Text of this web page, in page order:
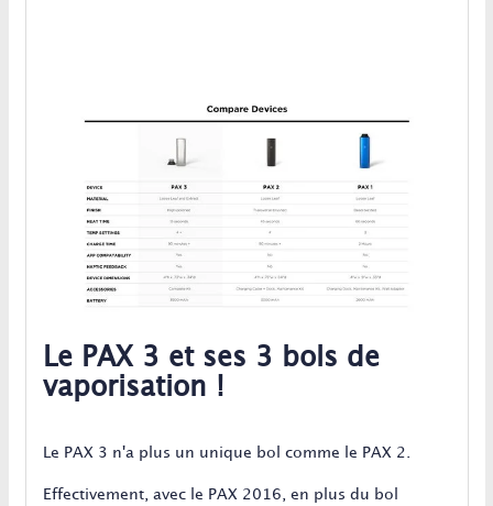
Le PAX 3 et ses 3 bols de
vaporisation !
Le PAX 3 n'a plus un unique bol comme le PAX 2.
Effectivement, avec le PAX 2016, en plus du bol